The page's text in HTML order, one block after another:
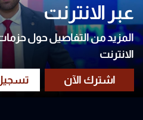
عبر الانترنت
المزيد من التفاصيل حول
الانترنت